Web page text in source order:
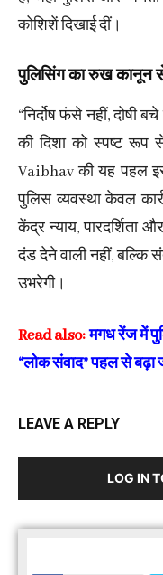
कोशिशें दिखाई दीं।
पुलिसिंग का रुख कानून
“निर्दोष फंसे नहीं, दोषी
की दिशा को स्पष्ट रूप
Vaibhav की यह पहल
पुलिस व्यवस्था केवल
केंद्र न्याय, पारदर्शिता
दंड देने वाली नहीं, बल्कि
उभरेगी।
Read also:मगध रेंज में
“लोक संवाद” पहल से बढ़ा
LEAVE A REPLY
LOG IN